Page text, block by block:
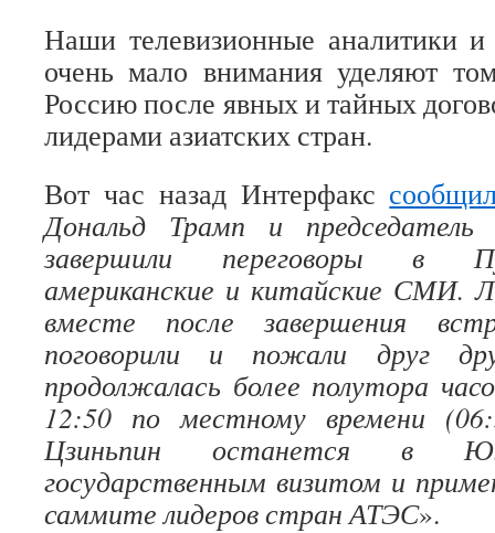
Наши телевизионные аналитики и
очень мало внимания уделяют
Россию после явных и тайных
лидерами азиатских стран.
Вот час назад Интерфакс
Дональд Трамп и
завершили переговоры в
американские и китайские СМИ.
вместе после завершения
поговорили и пожали друг
продолжалась более полутора
12:50 по местному времени
Цзиньпин останется в
государственным визитом и
саммите лидеров стран АТЭС».